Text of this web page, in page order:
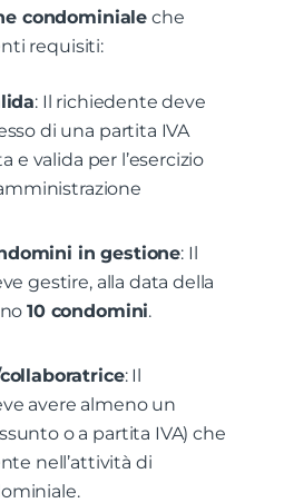
condominiale che
requisiti:
: Il richiedente deve
di una partita IVA
e valida per l’esercizio
in gestione: Il
gestire, alla data della
10 condomini.
: Il
avere almeno un
o a partita IVA) che
nell’attività di